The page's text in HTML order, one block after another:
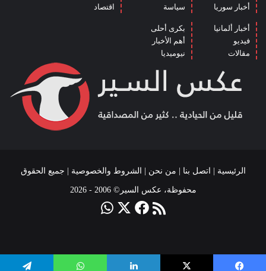
أخبار سوريا
سياسة
اقتصاد
أخبار ألمانيا
فيديو
مقالات
بكرى أحلى
أهم الأخبار
نيوميديا
الرئيسية | اتصل بنا | من نحن | الشروط والخصوصية | جميع الحقوق
محفوظة، عكس السير© 2006 - 2026